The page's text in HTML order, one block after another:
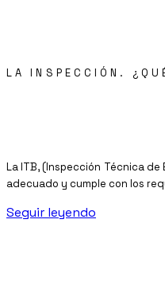
LA INSPECCIÓN.
La ITB, (Inspección Técnica
adecuado y cumple con los
Seguir leyendo